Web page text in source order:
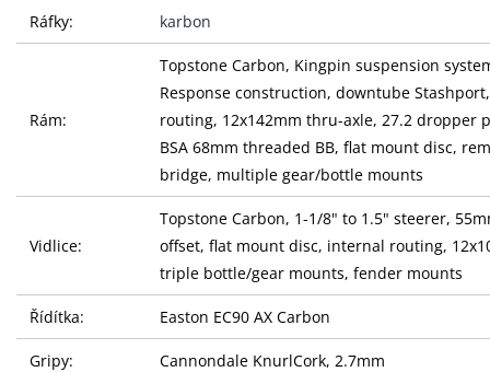
Ráfky: karbon
Rám:
Topstone Carbon, Kingpin suspension
Response construction, downtube
routing, 12x142mm thru-axle, 27.2 dropper
BSA 68mm threaded BB, flat mount disc,
bridge, multiple gear/bottle mounts
Vidlice:
Topstone Carbon, 1-1/8" to 1.5" steerer,
offset, flat mount disc, internal routing,
triple bottle/gear mounts, fender mounts
Řídítka: Easton EC90 AX Carbon
Gripy: Cannondale KnurlCork, 2.7mm